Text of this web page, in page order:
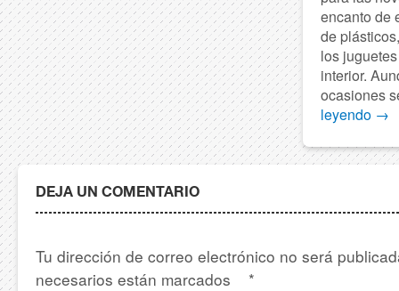
encanto de
de
los
interior.
ocasiones
leyendo →
DEJA UN COMENTARIO
Tu dirección de correo electrónico no será
necesarios están marcados
*